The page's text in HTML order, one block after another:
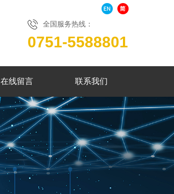
全国服务热线：
0751-5588801
在线留言 联系我们